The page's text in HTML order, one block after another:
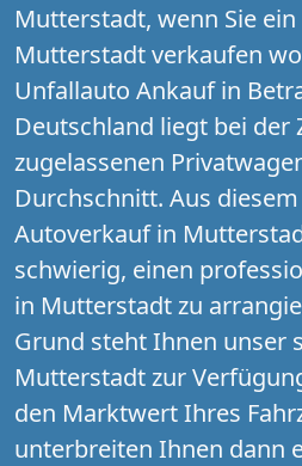
Mutterstadt, wenn Sie
Mutterstadt verkaufen
Unfallauto Ankauf in
Deutschland liegt bei der
zugelassenen
Durchschnitt. Aus
Autoverkauf in
schwierig, einen
in Mutterstadt zu
Grund steht Ihnen unser
Mutterstadt zur
den Marktwert Ihres
unterbreiten Ihnen dann